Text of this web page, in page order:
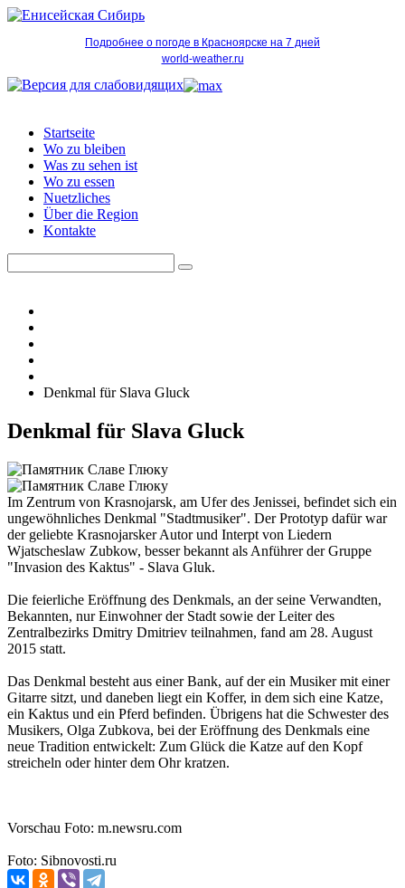
Подробнее о погоде в Красноярске на 7 дней
world-weather.ru
Startseite
Wo zu bleiben
Was zu sehen ist
Wo zu essen
Nuetzliches
Über die Region
Kontakte
Denkmal für Slava Gluck
Denkmal für Slava Gluck
Im Zentrum von Krasnojarsk, am Ufer des Jenissei, befindet sich ein
ungewöhnliches Denkmal "Stadtmusiker". Der Prototyp dafür war
der geliebte Krasnojarsker Autor und Interpt von Liedern
Wjatscheslaw Zubkow, besser bekannt als Anführer der Gruppe
"Invasion des Kaktus" - Slava Gluk.
Die feierliche Eröffnung des Denkmals, an der seine Verwandten,
Bekannten, nur Einwohner der Stadt sowie der Leiter des
Zentralbezirks Dmitry Dmitriev teilnahmen, fand am 28. August
2015 statt.
Das Denkmal besteht aus einer Bank, auf der ein Musiker mit einer
Gitarre sitzt, und daneben liegt ein Koffer, in dem sich eine Katze,
ein Kaktus und ein Pferd befinden. Übrigens hat die Schwester des
Musikers, Olga Zubkova, bei der Eröffnung des Denkmals eine
neue Tradition entwickelt: Zum Glück die Katze auf den Kopf
streicheln oder hinter dem Ohr kratzen.
Vorschau Foto: m.newsru.com
Foto: Sibnovosti.ru